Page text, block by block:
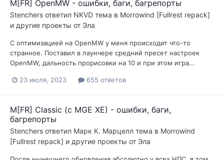
M[FR] OpenMW - ошибки, баги, багрепорты
Stenchers ответил NKVD тема в Morrowind [Fullrest repack]
и другие проекты от Эла
С оптимизацией на OpenMW у меня происходит что-то
странное. Поставил в лаунчере средний пресет настроек
OpenMW, дальность прорисовки на 10 и при этом игра...
23 июля, 2023 655 ответов
M[FR] Classic (с MGE XE) - ошибки, баги,
багрепорты
Stenchers ответил Марк К. Марцелл тема в Morrowind
[Fullrest repack] и другие проекты от Эла